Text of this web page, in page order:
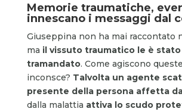
Memorie traumatiche,
innescano i messaggi dal
Giuseppina non ha mai raccontato
ma il vissuto traumatico le è
tramandato. Come agiscono
inconsce? Talvolta un agente
presente della persona affetta
dalla malattia attiva lo scudo